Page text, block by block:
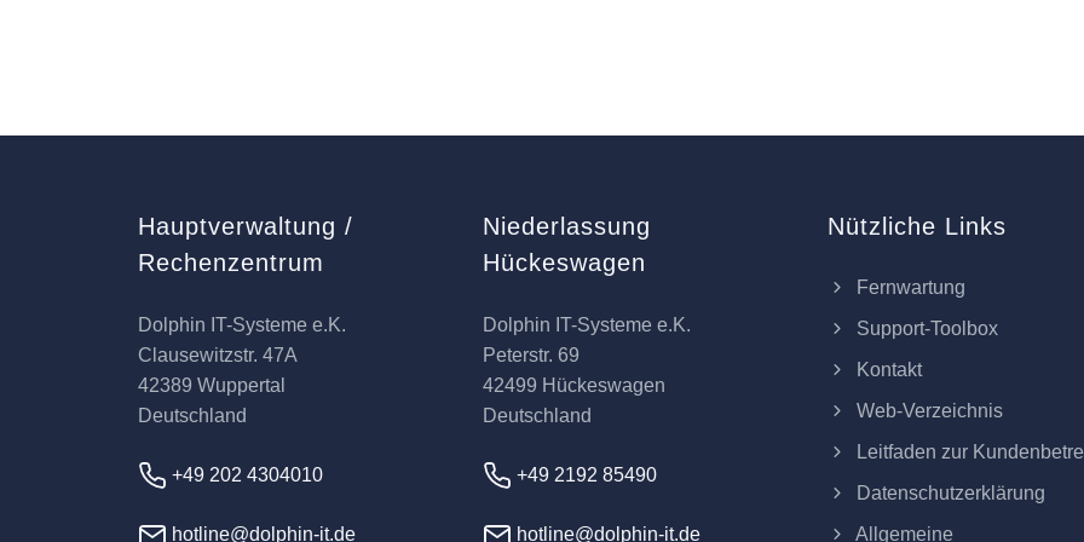
Hauptverwaltung /
Rechenzentrum
Dolphin IT-Systeme e.K.
Clausewitzstr. 47A
42389 Wuppertal
Deutschland
+49 202 4304010
hotline@dolphin-it.de
Niederlassung
Hückeswagen
Dolphin IT-Systeme e.K.
Peterstr. 69
42499 Hückeswagen
Deutschland
+49 2192 85490
hotline@dolphin-it.de
Nützliche Links
Fernwartung
Support-Toolbox
Kontakt
Web-Verzeichnis
Leitfaden zur
Datenschutzerklärung
Allgemeine